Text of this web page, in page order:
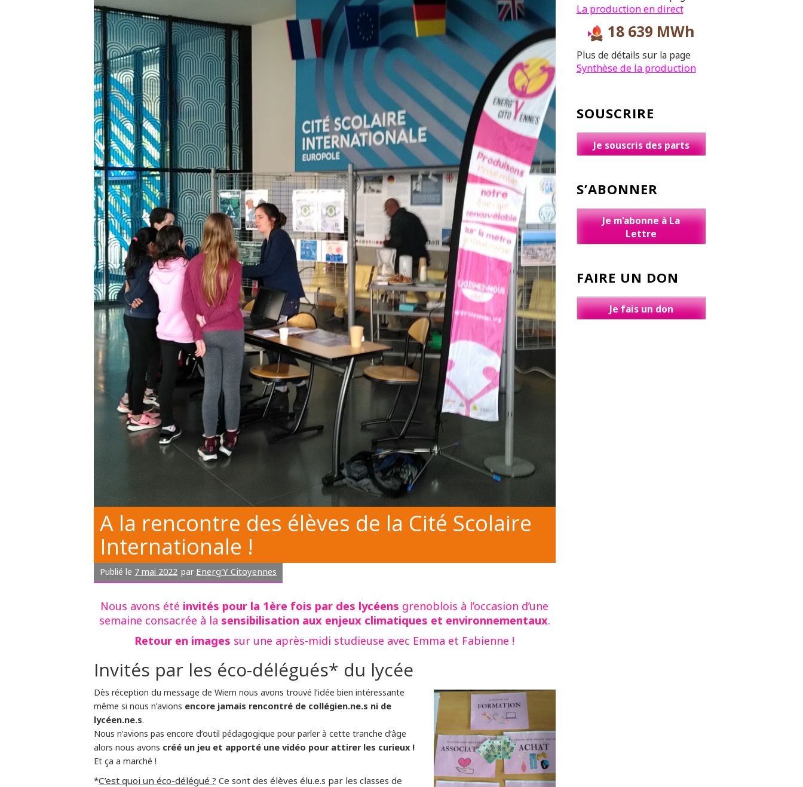
A la rencontre des élèves de la Cité Scolaire
Internationale !
Publié le 7 mai 2022 par Energ'Y Citoyennes
Nous avons été invités pour la 1ère fois par des lycéens grenoblois à l’occasion d’une
semaine consacrée à la sensibilisation aux enjeux climatiques et environnementaux.
Retour en images sur une après-midi studieuse avec Emma et Fabienne !
Invités par les éco-délégués* du lycée
Dès réception du message de Wiem nous avons trouvé l’idée bien intéressante
même si nous n’avions encore jamais rencontré de collégien.ne.s ni de
lycéen.ne.s.
Nous n’avions pas encore d’outil pédagogique pour parler à cette tranche d’âge
alors nous avons créé un jeu et apporté une vidéo pour attirer les curieux !
Et ça a marché !
*C’est quoi un éco-délégué ? Ce sont des élèves élu.e.s par les classes de
La production en direct
18 639 MWh
Plus de détails sur la page
Synthèse de la production
SOUSCRIRE
Je souscris des parts
S’ABONNER
Je m'abonne à La
Lettre
FAIRE UN DON
Je fais un don